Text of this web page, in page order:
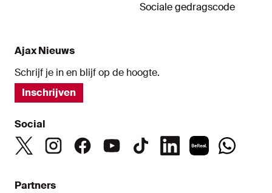
Sociale gedragscode
Ajax Nieuws
Schrijf je in en blijf op de hoogte.
Inschrijven
Social
Partners